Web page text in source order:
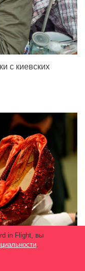
с киевских
in Flight, вы
.